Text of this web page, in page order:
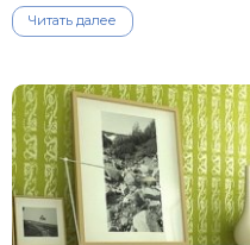
Читать далее